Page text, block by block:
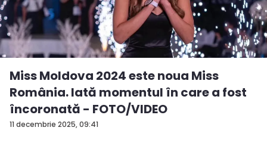
11 decembrie 2025, 09:41
Miss Moldova 2024 este noua Miss
România. Iată momentul în care a fost
încoronată - FOTO/VIDEO